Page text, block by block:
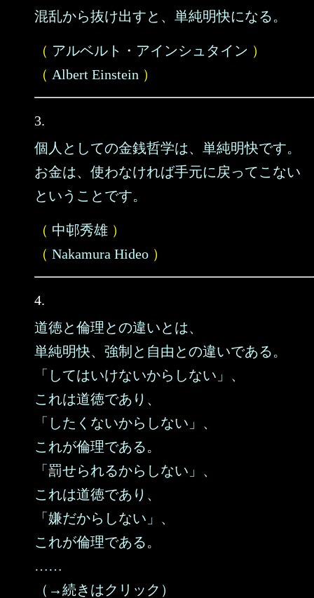
混乱から抜け出すと、単純明快になる。
（ アルベルト・アインシュタイン ）
（ Albert Einstein ）
3.
個人としての金銭哲学は、単純明快です。
お金は、使わなければ手元に戻ってこない
ということです。
（ 中邨秀雄 ）
（ Nakamura Hideo ）
4.
道徳と倫理との違いとは、
単純明快、強制と自由との違いである。
「してはいけないからしない」、
これは道徳であり、
「したくないからしない」、
これが倫理である。
「罰せられるからしない」、
これは道徳であり、
「嫌だからしない」、
これが倫理である。
……
（→続きはクリック）